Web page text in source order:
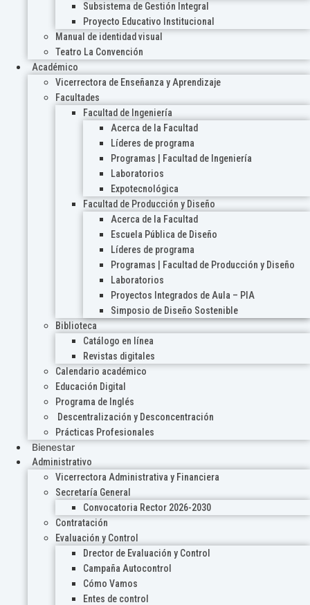
Subsistema de Gestión Integral
Proyecto Educativo Institucional
Manual de identidad visual
Teatro La Convención
Académico
Vicerrectora de Enseñanza y Aprendizaje
Facultades
Facultad de Ingeniería
Acerca de la Facultad
Líderes de programa
Programas | Facultad de Ingeniería
Laboratorios
Expotecnológica
Facultad de Producción y Diseño
Acerca de la Facultad
Escuela Pública de Diseño
Líderes de programa
Programas | Facultad de Producción y Diseño
Laboratorios
Proyectos Integrados de Aula – PIA
Simposio de Diseño Sostenible
Biblioteca
Catálogo en línea
Revistas digitales
Calendario académico
Educación Digital
Programa de Inglés
Descentralización y Desconcentración
Prácticas Profesionales
Bienestar
Administrativo
Vicerrectora Administrativa y Financiera
Secretaría General
Convocatoria Rector 2026-2030
Contratación
Evaluación y Control
Drector de Evaluación y Control
Campaña Autocontrol
Cómo Vamos
Entes de control